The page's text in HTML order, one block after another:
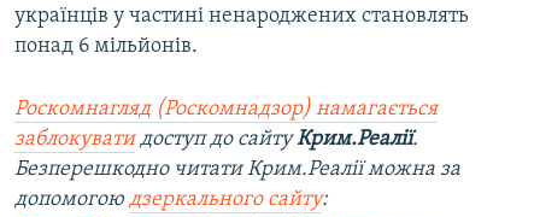
українців у частині ненароджених становлять
понад 6 мільйонів.
Роскомнагляд (Роскомнадзор) намагається
заблокуватидоступ до сайтуКрим.Реалії.
Безперешкодно читати Крим.Реалії можна за
допомогою дзеркального сайту: